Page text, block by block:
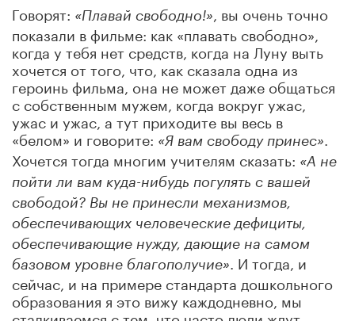
Говорят: «Плавай свободно!»
, вы очень точно
показали в фильме: как «плавать свободно»,
когда у тебя нет средств, когда на Луну выть
хочется от того, что, как сказала одна из
героинь фильма, она не может даже общаться
с собственным мужем, когда вокруг ужас,
ужас и ужас, а тут приходите вы весь в
«белом» и говорите: «Я вам свободу принес»
Хочется тогда многим учителям сказать: «А не
пойти ли вам куда-нибудь погулять с вашей
свободой? Вы не принесли механизмов,
обеспечивающих человеческие дефициты,
обеспечивающие нужду, дающие на самом
базовом уровне благополучие»
. И тогда, и
сейчас, и на примере стандарта дошкольного
образования я это вижу каждодневно, мы